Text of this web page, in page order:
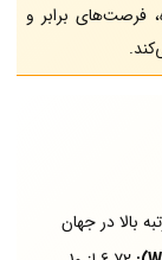
فرصت‌های برابر و